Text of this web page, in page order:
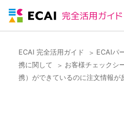
ECAI 完全活用ガイド ECAIパ
携に関して
お客様チェックシ
携）ができているのに注文情報が